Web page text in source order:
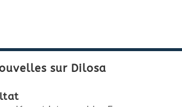
sur Dilosa